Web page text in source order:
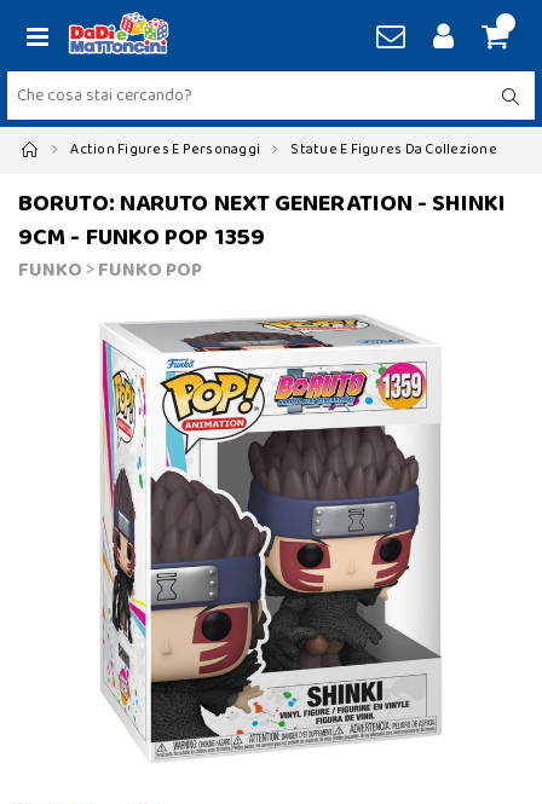
Action Figures E Personaggi Statue E Figures Da Collezione
BORUTO: NARUTO NEXT GENERATION - SHINKI
9CM - FUNKO POP 1359
FUNKO>FUNKO POP